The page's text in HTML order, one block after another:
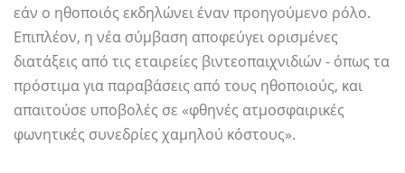
εάν ο ηθοποιός εκδηλώνει έναν προηγούμενο ρόλο.
Επιπλέον, η νέα σύμβαση αποφεύγει ορισμένες
διατάξεις από τις εταιρείες βιντεοπαιχνιδιών - όπως τα
πρόστιμα για παραβάσεις από τους ηθοποιούς, και
απαιτούσε υποβολές σε «φθηνές ατμοσφαιρικές
φωνητικές συνεδρίες χαμηλού κόστους».